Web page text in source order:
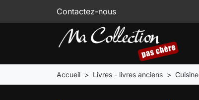
Contactez-nous
Accueil Livres - livres anciens Cuisine